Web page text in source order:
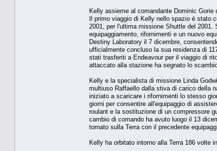
Kelly assieme al comandante Dominic Gorie
Il primo viaggio di Kelly nello spazio è stato
2001, per l'ultima missione Shuttle del
equipaggiamento, rifornimenti e un nuovo
Destiny Laboratory il 7 dicembre,
ufficialmente concluso la sua residenza di
stati trasferiti a Endeavour per il viaggio di
attaccato alla stazione ha segnato lo
Kelly e la specialista di missione Linda
multiuso Raffaello dalla stiva di carico della
iniziato a scaricare i rifornimenti lo stesso
giorni per consentire all'equipaggio di
roulant e la sostituzione di un compressore
cambio di comando ha avuto luogo il 13
tornato sulla Terra con il precedente
Kelly ha orbitato intorno alla Terra 186 volte